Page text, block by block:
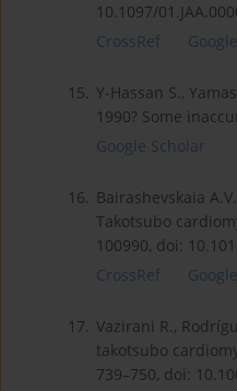
10.1097/
CrossRef
15. Y-Hassan S.,
1990? Some
Google Scholar
16. Bairashevskaia
Takotsubo
100990, doi:
CrossRef
17. Vazirani R.,
takotsubo
739–750, doi: